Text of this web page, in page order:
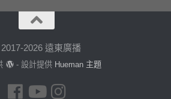
2026 遠東廣播
- 設計提供 Hueman 主題